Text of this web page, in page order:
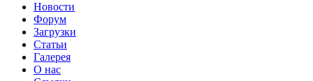
Новости
Форум
Загрузки
Статьи
Галерея
О нас